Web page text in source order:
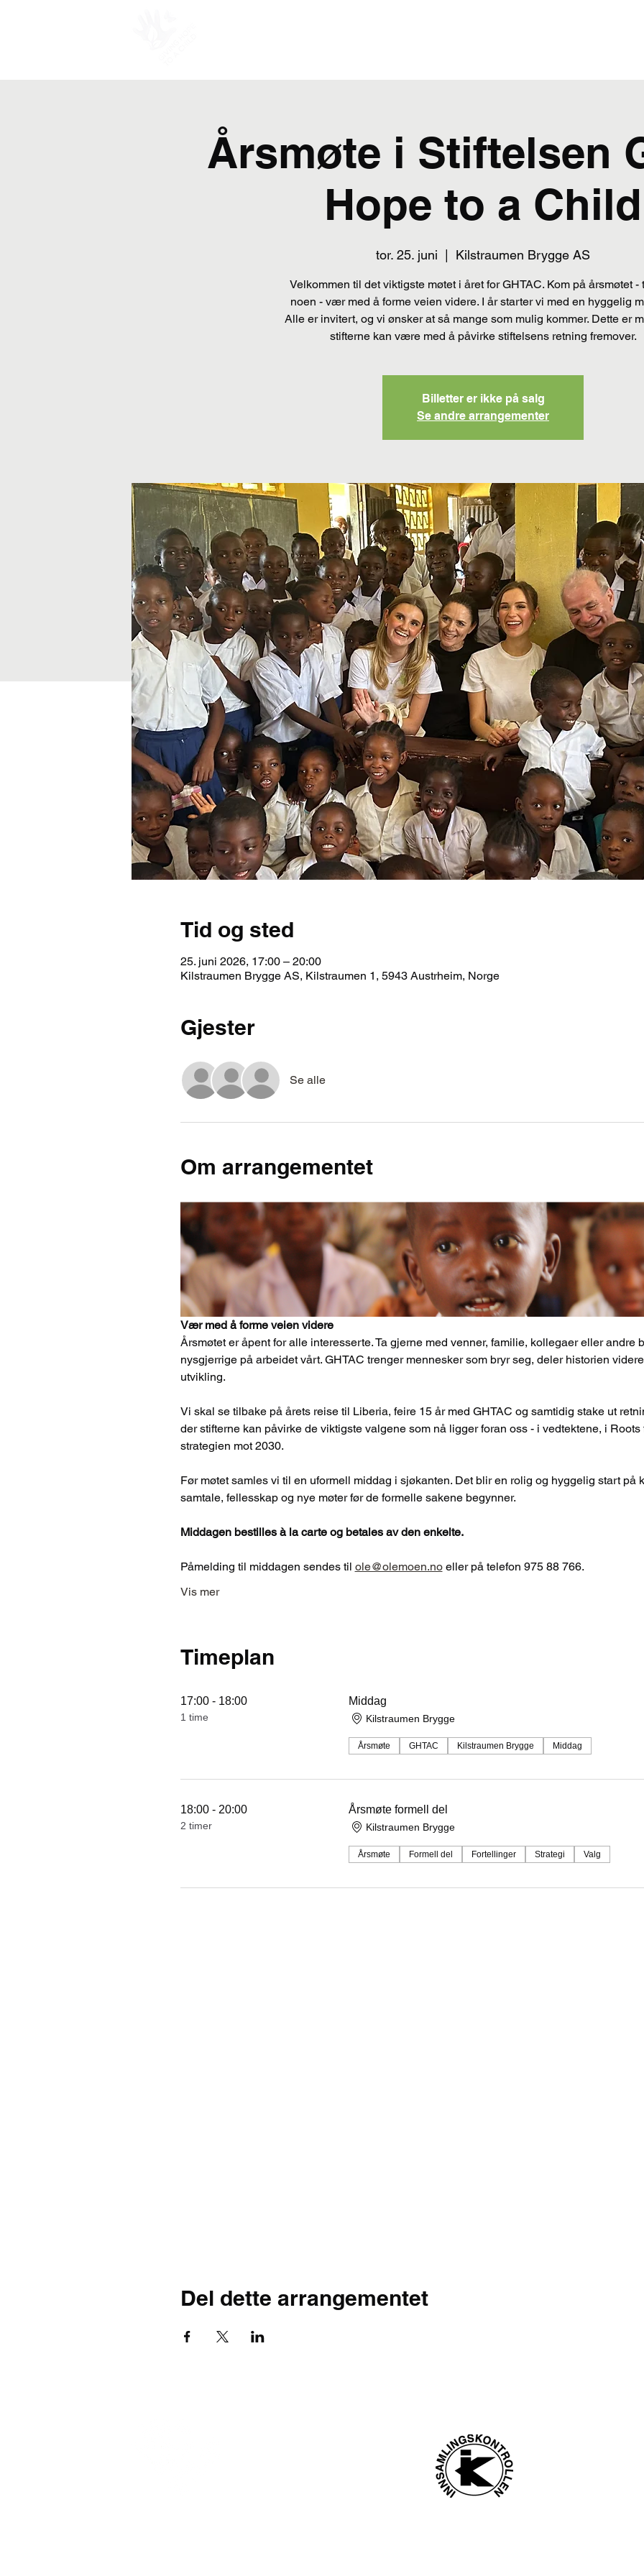
Årsmøte i Stiftelsen
Hope to a Child
tor. 25. juni Kilstraumen Brygge AS
Velkommen til det viktigste møtet i året for GHTAC. Kom på årsmøtet -
noen - vær med å forme veien videre. I år starter vi med en hyggelig
Alle er invitert, og vi ønsker at så mange som mulig kommer. Dette er
stifterne kan være med å påvirke stiftelsens retning fremover.
Billetter er ikke på salg
Se andre arrangementer
Tid og sted
25. juni 2026, 17:00 – 20:00
Kilstraumen Brygge AS, Kilstraumen 1, 5943 Austrheim, Norge
Gjester
Se alle
Om arrangementet
Vær med å forme veien videre
Årsmøtet er åpent for alle interesserte. Ta gjerne med venner, familie, kollegaer eller andre
nysgjerrige på arbeidet vårt. GHTAC trenger mennesker som bryr seg, deler historien
utvikling.
Vi skal se tilbake på årets reise til Liberia, feire 15 år med GHTAC og samtidig stake ut
der stifterne kan påvirke de viktigste valgene som nå ligger foran oss - i vedtektene, i
strategien mot 2030.
Før møtet samles vi til en uformell middag i sjøkanten. Det blir en rolig og hyggelig start på
samtale, fellesskap og nye møter før de formelle sakene begynner.
Middagen bestilles à la carte og betales av den enkelte.
Påmelding til middagen sendes til ole@olemoen.no eller på telefon 975 88 766.
Vis mer
Timeplan
17:00 - 18:00
1 time
Middag
Kilstraumen Brygge
Årsmøte GHTAC Kilstraumen Brygge Middag
18:00 - 20:00
2 timer
Årsmøte formell del
Kilstraumen Brygge
Årsmøte Formell del Fortellinger Strategi Valg
Del dette arrangementet